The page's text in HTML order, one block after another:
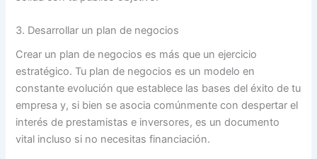
3. Desarrollar un plan de negocios
Crear un plan de negocios es más que un ejercicio
estratégico. Tu plan de negocios es un modelo en
constante evolución que establece las bases del éxito de tu
empresa y, si bien se asocia comúnmente con despertar el
interés de prestamistas e inversores, es un documento
vital incluso si no necesitas financiación.